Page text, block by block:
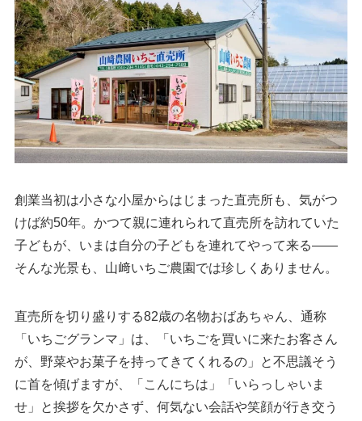
創業当初は小さな小屋からはじまった直売所も、気がつ
けば約50年。かつて親に連れられて直売所を訪れていた
子どもが、いまは自分の子どもを連れてやって来る——
そんな光景も、山﨑いちご農園では珍しくありません。
直売所を切り盛りする82歳の名物おばあちゃん、通称
「いちごグランマ」は、「いちごを買いに来たお客さん
が、野菜やお菓子を持ってきてくれるの」と不思議そう
に首を傾げますが、「こんにちは」「いらっしゃいま
せ」と挨拶を欠かさず、何気ない会話や笑顔が行き交う